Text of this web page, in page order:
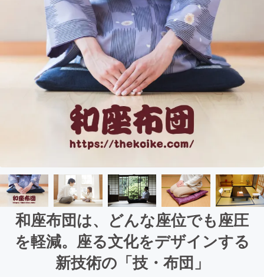
和座布団は、どんな座位でも座圧
を軽減。座る文化をデザインする
新技術の「技・布団」